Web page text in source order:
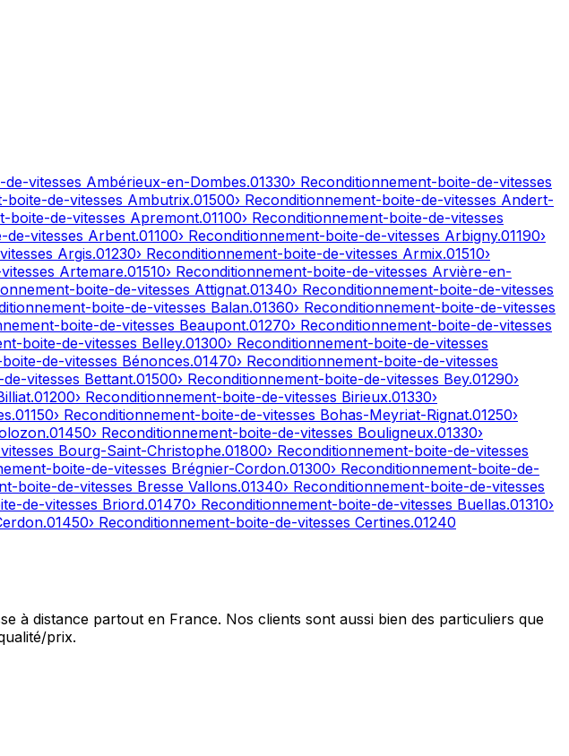
de-vitesses Ambérieux-en-Dombes.01330› Reconditionnement-boite-de-vitesses
boite-de-vitesses Ambutrix.01500› Reconditionnement-boite-de-vitesses Andert-
boite-de-vitesses Apremont.01100› Reconditionnement-boite-de-vitesses
de-vitesses Arbent.01100› Reconditionnement-boite-de-vitesses Arbigny.01190›
Argis.01230› Reconditionnement-boite-de-vitesses Armix.01510›
Artemare.01510› Reconditionnement-boite-de-vitesses Arvière-en-
boite-de-vitesses Attignat.01340› Reconditionnement-boite-de-vitesses
boite-de-vitesses Balan.01360› Reconditionnement-boite-de-vitesses
boite-de-vitesses Beaupont.01270› Reconditionnement-boite-de-vitesses
boite-de-vitesses Belley.01300› Reconditionnement-boite-de-vitesses
de-vitesses Bénonces.01470› Reconditionnement-boite-de-vitesses
vitesses Bettant.01500› Reconditionnement-boite-de-vitesses Bey.01290›
.01200› Reconditionnement-boite-de-vitesses Birieux.01330›
.01150› Reconditionnement-boite-de-vitesses Bohas-Meyriat-Rignat.01250›
.01450› Reconditionnement-boite-de-vitesses Bouligneux.01330›
Bourg-Saint-Christophe.01800› Reconditionnement-boite-de-vitesses
boite-de-vitesses Brégnier-Cordon.01300› Reconditionnement-boite-de-
boite-de-vitesses Bresse Vallons.01340› Reconditionnement-boite-de-vitesses
de-vitesses Briord.01470› Reconditionnement-boite-de-vitesses Buellas.01310›
.01450› Reconditionnement-boite-de-vitesses Certines.01240
à distance partout en France. Nos clients sont aussi bien des particuliers que
prix.